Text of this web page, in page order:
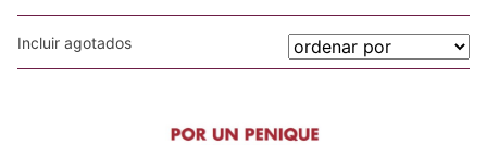
Incluir agotados